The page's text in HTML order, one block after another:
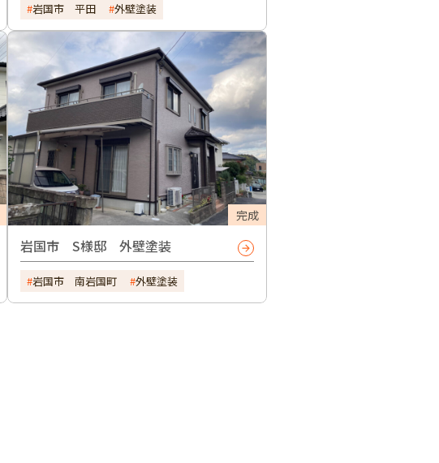
岩国市 平田 外壁塗装
完成
岩国市 S様邸 外壁塗装
岩国市 南岩国町 外壁塗装